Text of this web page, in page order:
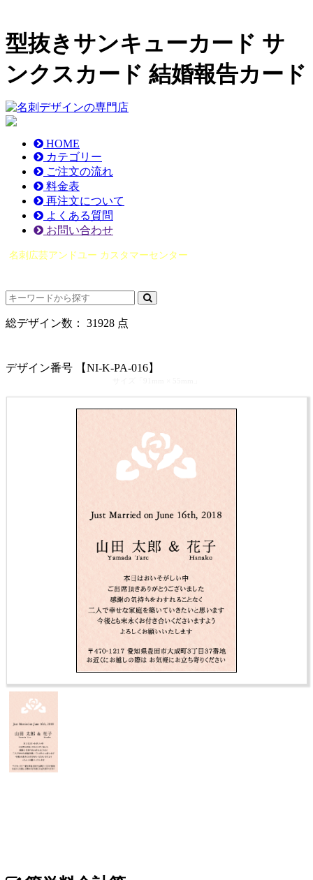
型抜きサンキューカード サ
ンクスカード 結婚報告カード
HOME
カテゴリー
ご注文の流れ
料金表
再注文について
よくある質問
お問い合わせ
名刺広芸アンドユー カスタマーセンター
総デザイン数： 31928 点
デザイン番号 【NI-K-PA-016】